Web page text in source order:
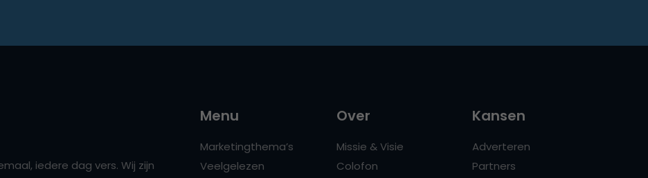
iedere dag vers. Wij zijn
Menu
Marketingthema’s
Veelgelezen
Over
Missie & Visie
Colofon
Kansen
Adverteren
Partners